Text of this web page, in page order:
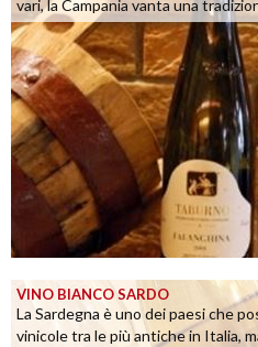
vari, la Campania vanta una
VINO BIANCO SARDO
La Sardegna è uno dei paesi che
vinicole tra le più antiche in Italia,